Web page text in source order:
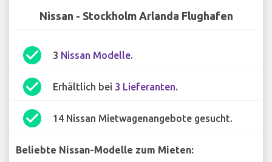
Nissan - Stockholm Arlanda Flughafen
check_circle 3 Nissan Modelle.
check_circle Erhältlich bei 3 Lieferanten.
check_circle 14 Nissan Mietwagenangebote gesucht.
Beliebte Nissan-Modelle zum Mieten: